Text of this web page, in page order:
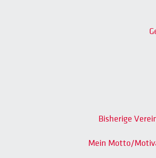
Bisherige
Mein Motto/